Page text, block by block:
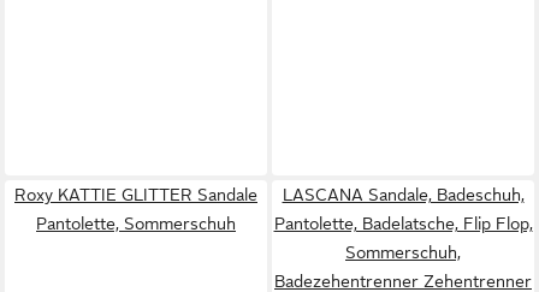
Roxy KATTIE GLITTER Sandale
Pantolette, Sommerschuh
LASCANA Sandale, Badeschuh,
Pantolette, Badelatsche, Flip Flop,
Sommerschuh,
Badezehentrenner Zehentrenner